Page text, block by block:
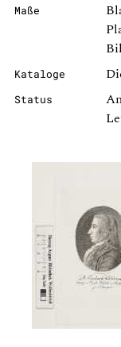
Maße
Kataloge
Status